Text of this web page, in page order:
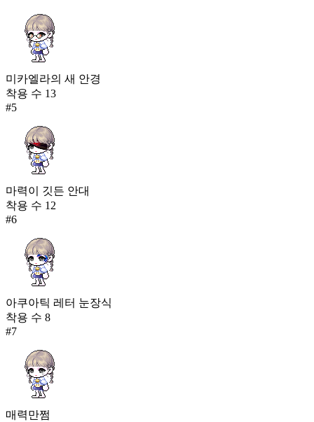
미카엘라의 새 안경
착용 수 13
#5
마력이 깃든 안대
착용 수 12
#6
아쿠아틱 레터 눈장식
착용 수 8
#7
매력만쩜